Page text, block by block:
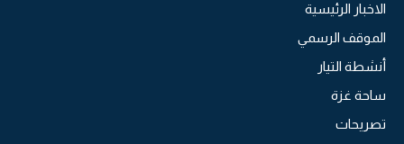
الاخبار الرئيسية
الموقف الرسمي
أنشطة التيار
ساحة غزة
تصريحات